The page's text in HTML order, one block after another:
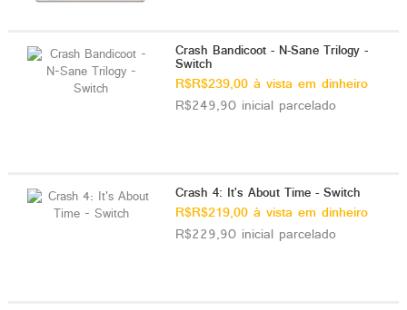
Crash Bandicoot - N-Sane Trilogy -
Switch
R$R$239,00 à vista em dinheiro
R$249,90 inicial parcelado
Crash 4: It's About Time - Switch
R$R$219,00 à vista em dinheiro
R$229,90 inicial parcelado